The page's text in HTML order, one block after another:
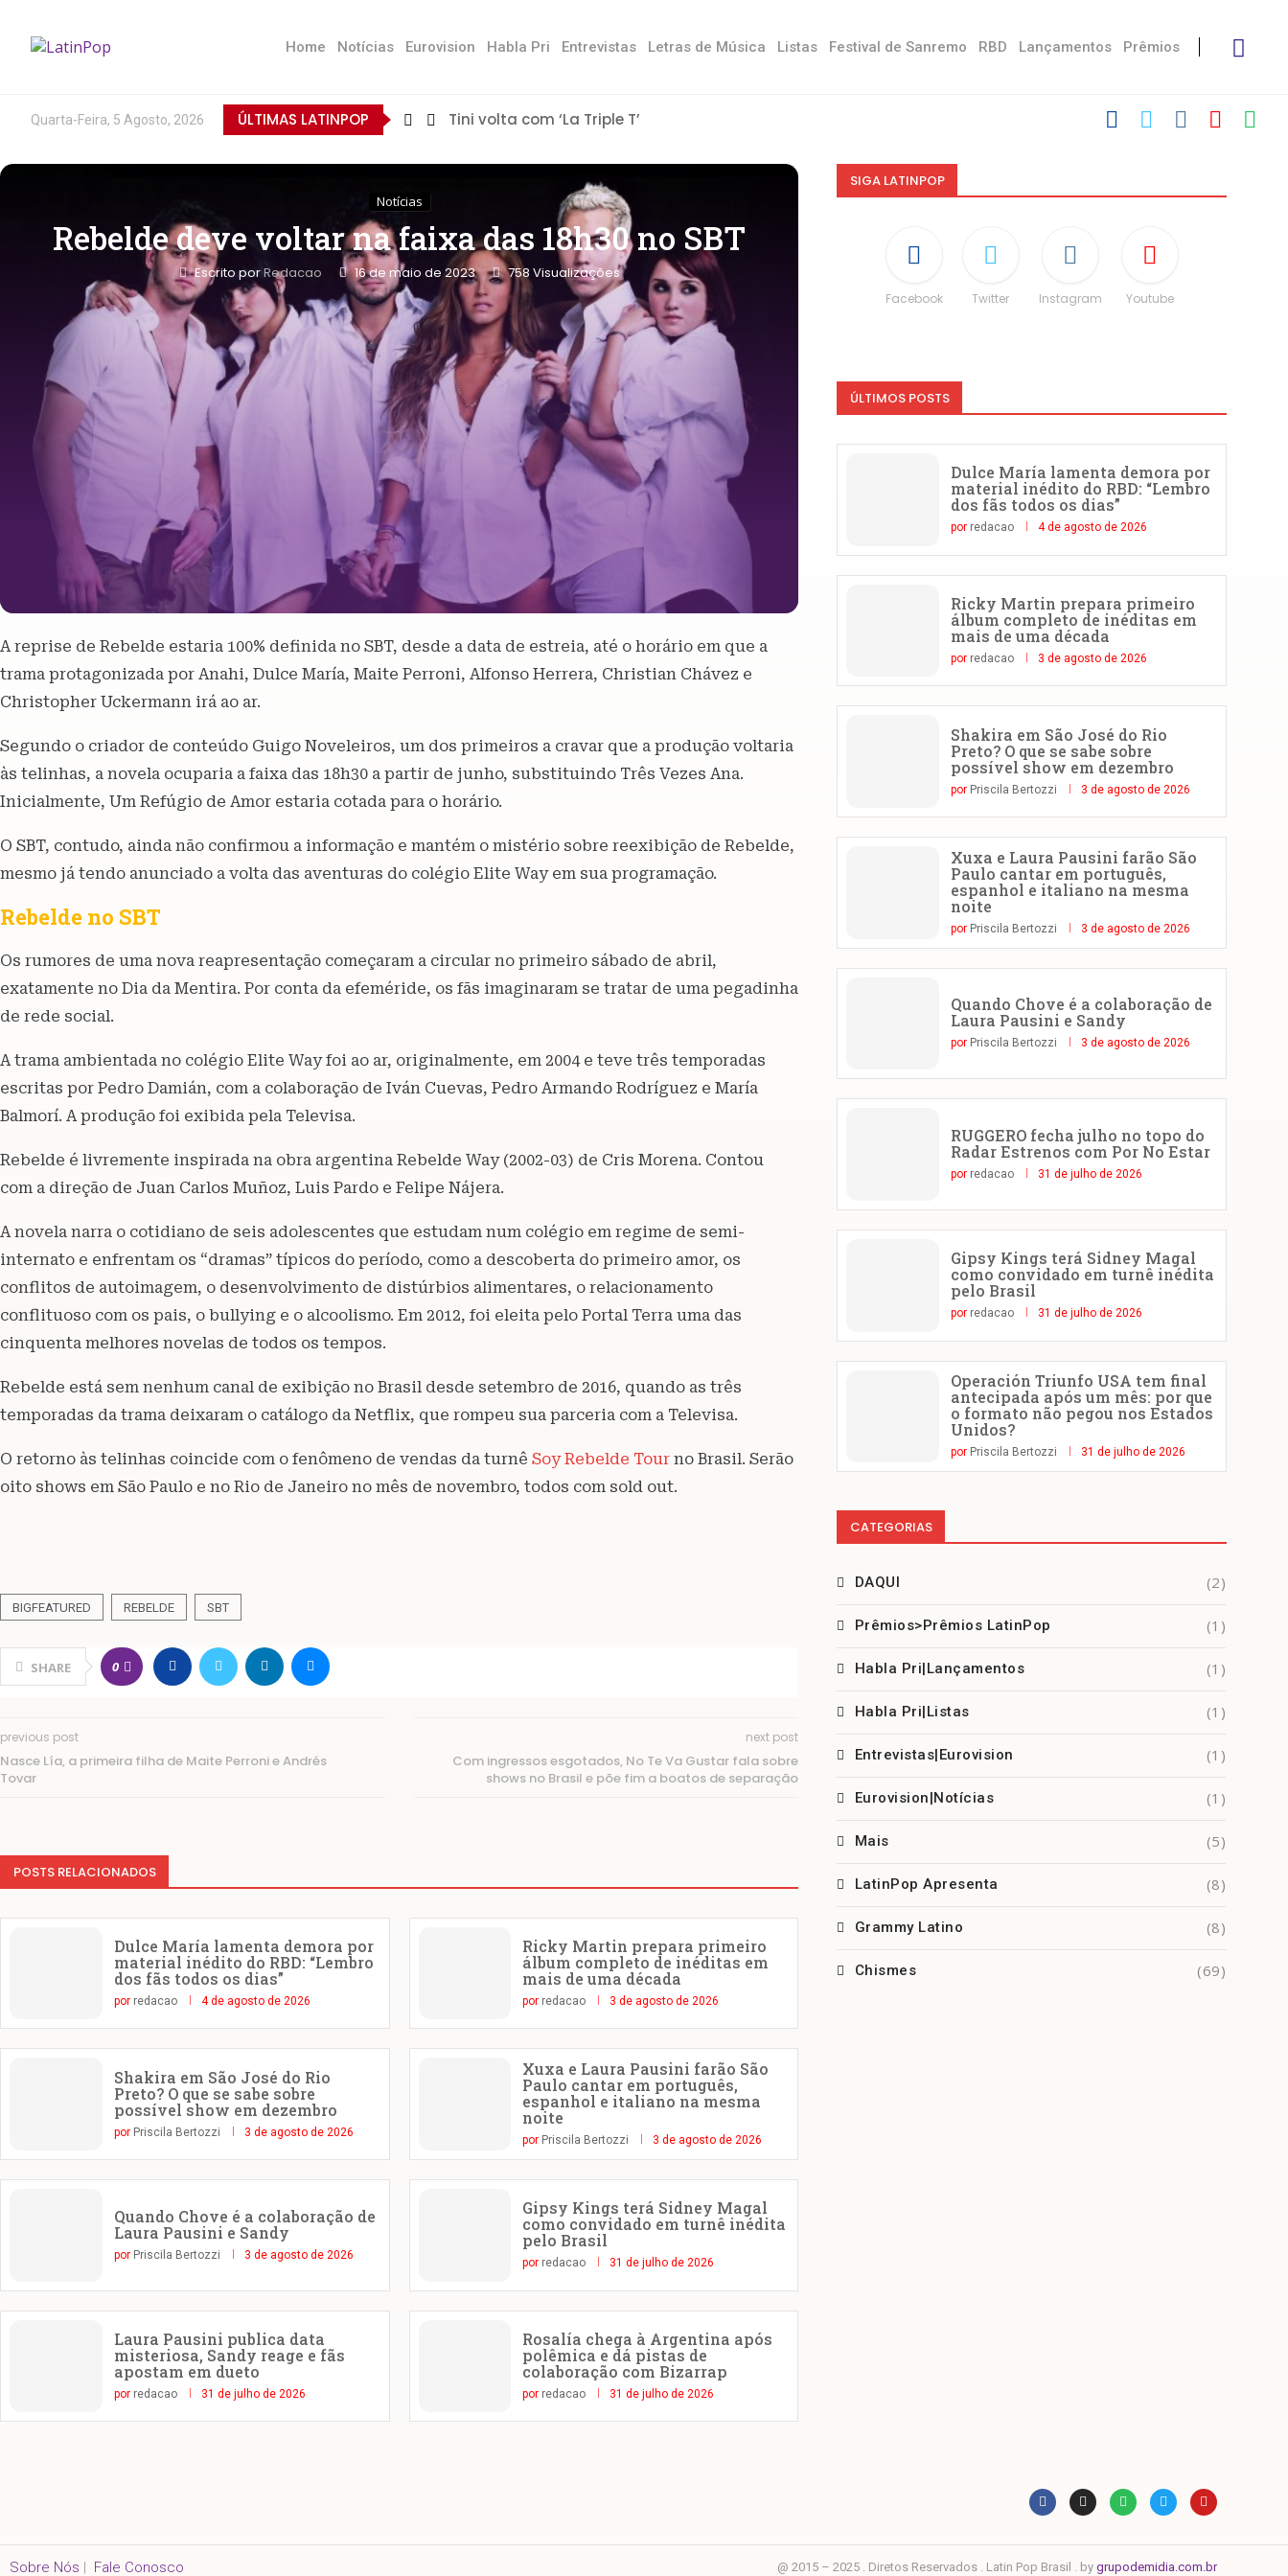
Home Notícias Eurovision Habla Pri Entrevistas Letras de Música Listas Festival de Sanremo RBD Lançamentos Prêmios
Quarta-Feira, 5 Agosto, 2026 ÚLTIMAS LATINPOP Tini volta com ‘La Triple T’
Notícias
Rebelde deve voltar na faixa das 18h30 no SBT
Escrito porRedacao 16 de maio de 2023 758 Visualizações
A reprise de Rebelde estaria 100% definida no SBT, desde a data de estreia, até o horário em que a
trama protagonizada por Anahi, Dulce María, Maite Perroni, Alfonso Herrera, Christian Chávez e
Christopher Uckermann irá ao ar.
Segundo o criador de conteúdo Guigo Noveleiros, um dos primeiros a cravar que a produção voltaria
às telinhas, a novela ocuparia a faixa das 18h30 a partir de junho, substituindo Três Vezes Ana.
Inicialmente, Um Refúgio de Amor estaria cotada para o horário.
O SBT, contudo, ainda não confirmou a informação e mantém o mistério sobre reexibição de Rebelde,
mesmo já tendo anunciado a volta das aventuras do colégio Elite Way em sua programação.
Rebelde no SBT
Os rumores de uma nova reapresentação começaram a circular no primeiro sábado de abril,
exatamente no Dia da Mentira. Por conta da efeméride, os fãs imaginaram se tratar de uma pegadinha
de rede social.
A trama ambientada no colégio Elite Way foi ao ar, originalmente, em 2004 e teve três temporadas
escritas por Pedro Damián, com a colaboração de Iván Cuevas, Pedro Armando Rodríguez e María
Balmorí. A produção foi exibida pela Televisa.
Rebelde é livremente inspirada na obra argentina Rebelde Way (2002-03) de Cris Morena. Contou
com a direção de Juan Carlos Muñoz, Luis Pardo e Felipe Nájera.
A novela narra o cotidiano de seis adolescentes que estudam num colégio em regime de semi-
internato e enfrentam os “dramas” típicos do período, como a descoberta do primeiro amor, os
conflitos de autoimagem, o desenvolvimento de distúrbios alimentares, o relacionamento
conflituoso com os pais, o bullying e o alcoolismo. Em 2012, foi eleita pelo Portal Terra uma das
cinquenta melhores novelas de todos os tempos.
Rebelde está sem nenhum canal de exibição no Brasil desde setembro de 2016, quando as três
temporadas da trama deixaram o catálogo da Netflix, que rompeu sua parceria com a Televisa.
O retorno às telinhas coincide com o fenômeno de vendas da turnê Soy Rebelde Tour no Brasil. Serão
oito shows em São Paulo e no Rio de Janeiro no mês de novembro, todos com sold out.
BIGFEATURED REBELDE SBT
SHARE 0
previous post
Nasce Lía, a primeira filha de Maite Perroni e Andrés
Tovar
next post
Com ingressos esgotados, No Te Va Gustar fala sobre
shows no Brasil e põe fim a boatos de separação
POSTS RELACIONADOS
Dulce María lamenta demora por
material inédito do RBD: “Lembro
dos fãs todos os dias”
por redacao 4 de agosto de 2026
Ricky Martin prepara primeiro
álbum completo de inéditas em
mais de uma década
por redacao 3 de agosto de 2026
Shakira em São José do Rio
Preto? O que se sabe sobre
possível show em dezembro
por Priscila Bertozzi 3 de agosto de 2026
Xuxa e Laura Pausini farão São
Paulo cantar em português,
espanhol e italiano na mesma
noite
por Priscila Bertozzi 3 de agosto de 2026
Quando Chove é a colaboração de
Laura Pausini e Sandy
por Priscila Bertozzi 3 de agosto de 2026
Gipsy Kings terá Sidney Magal
como convidado em turnê inédita
pelo Brasil
por redacao 31 de julho de 2026
Laura Pausini publica data
misteriosa, Sandy reage e fãs
apostam em dueto
por redacao 31 de julho de 2026
Rosalía chega à Argentina após
polêmica e dá pistas de
colaboração com Bizarrap
por redacao 31 de julho de 2026
SIGA LATINPOP
Facebook Twitter Instagram Youtube
ÚLTIMOS POSTS
Dulce María lamenta demora por
material inédito do RBD: “Lembro
dos fãs todos os dias”
por redacao 4 de agosto de 2026
Ricky Martin prepara primeiro
álbum completo de inéditas em
mais de uma década
por redacao 3 de agosto de 2026
Shakira em São José do Rio
Preto? O que se sabe sobre
possível show em dezembro
por Priscila Bertozzi 3 de agosto de 2026
Xuxa e Laura Pausini farão São
Paulo cantar em português,
espanhol e italiano na mesma
noite
por Priscila Bertozzi 3 de agosto de 2026
Quando Chove é a colaboração de
Laura Pausini e Sandy
por Priscila Bertozzi 3 de agosto de 2026
RUGGERO fecha julho no topo do
Radar Estrenos com Por No Estar
por redacao 31 de julho de 2026
Gipsy Kings terá Sidney Magal
como convidado em turnê inédita
pelo Brasil
por redacao 31 de julho de 2026
Operación Triunfo USA tem final
antecipada após um mês: por que
o formato não pegou nos Estados
Unidos?
por Priscila Bertozzi 31 de julho de 2026
CATEGORIAS
DAQUI (2)
Prêmios>Prêmios LatinPop (1)
Habla Pri|Lançamentos (1)
Habla Pri|Listas (1)
Entrevistas|Eurovision (1)
Eurovision|Notícias (1)
Mais (5)
LatinPop Apresenta (8)
Grammy Latino (8)
Chismes (69)
Sobre Nós | Fale Conosco @ 2015 – 2025 . Diretos Reservados . Latin Pop Brasil . by grupodemidia.com.br